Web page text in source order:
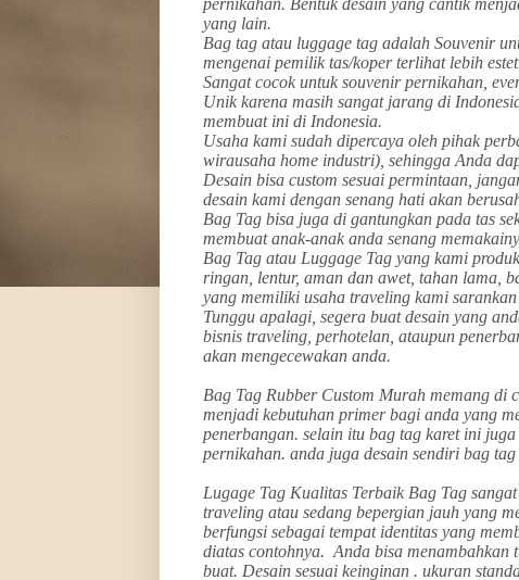
pernikahan. Bentuk desain yang cantik
yang lain.
Bag tag atau luggage tag adalah Souvenir
mengenai pemilik tas/koper terlihat lebih
Sangat cocok untuk souvenir pernikahan,
Unik karena masih sangat jarang di
membuat ini di Indonesia.
Usaha kami sudah dipercaya oleh pihak
wirausaha home industri), sehingga Anda
Desain bisa custom sesuai permintaan,
desain kami dengan senang hati akan
Bag Tag bisa juga di gantungkan pada tas
membuat anak-anak anda senang
Bag Tag atau Luggage Tag yang kami
ringan, lentur, aman dan awet, tahan lama,
yang memiliki usaha traveling kami
Tunggu apalagi, segera buat desain yang
bisnis traveling, perhotelan, ataupun
akan mengecewakan anda.
Bag Tag Rubber Custom Murah memang di
menjadi kebutuhan primer bagi anda yang
penerbangan. selain itu bag tag karet ini
pernikahan. anda juga desain sendiri bag
Lugage Tag Kualitas Terbaik Bag Tag
traveling atau sedang bepergian jauh yang
berfungsi sebagai tempat identitas yang
diatas contohnya. Anda bisa menambahkan
buat. Desain sesuai keinginan . ukuran